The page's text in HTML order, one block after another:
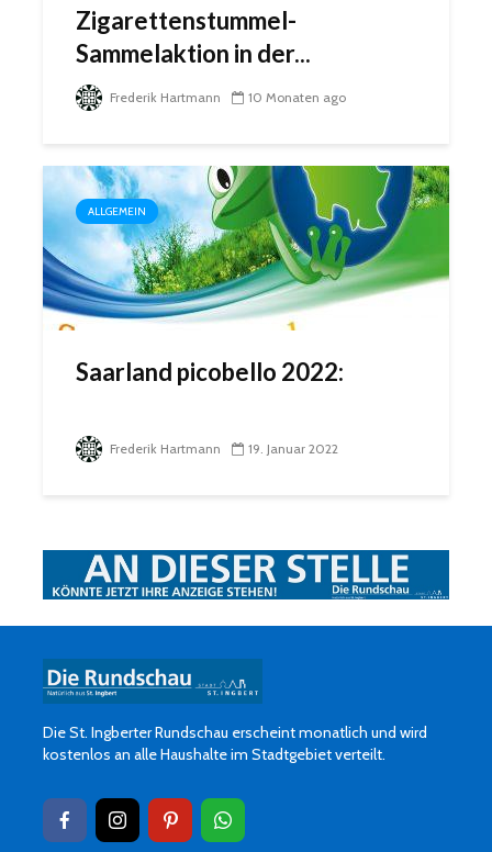
Zigarettenstummel-
Sammelaktion in der...
Frederik Hartmann 10 Monaten ago
ALLGEMEIN
Saarland picobello 2022:
Frederik Hartmann 19. Januar 2022
Die St. Ingberter Rundschau erscheint monatlich und wird
kostenlos an alle Haushalte im Stadtgebiet verteilt.